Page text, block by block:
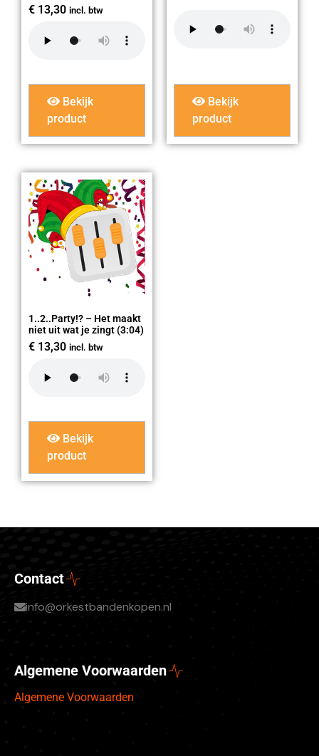
€ 13,30 incl. btw
Bekijk
product
Bekijk
product
1..2..Party!? – Het maakt
niet uit wat je zingt (3:04)
€ 13,30 incl. btw
Bekijk
product
Contact
info@orkestbandenkopen.nl
Algemene Voorwaarden
Algemene Voorwaarden